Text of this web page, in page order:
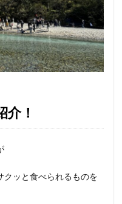
！
クッと食べられるものを